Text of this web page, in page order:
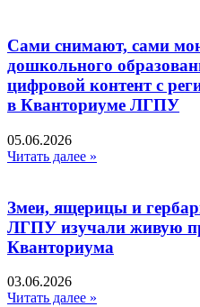
Сами снимают, сами
дошкольного
цифровой контент с
в Кванториуме ЛГПУ​
05.06.2026
Читать далее »
Змеи, ящерицы и
ЛГПУ изучали живую
Кванториума
03.06.2026
Читать далее »